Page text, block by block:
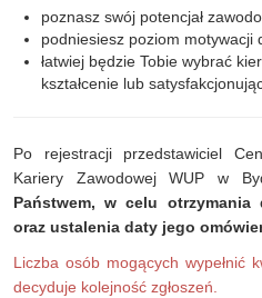
poznasz swój potencjał
podniesiesz poziom motywacji
łatwiej będzie Tobie wybrać
kształcenie lub
Po rejestracji przedstawiciel
Kariery Zawodowej WUP w
Państwem, w celu
oraz ustalenia daty jego
Liczba osób mogących wypełnić
decyduje kolejność zgłoszeń.